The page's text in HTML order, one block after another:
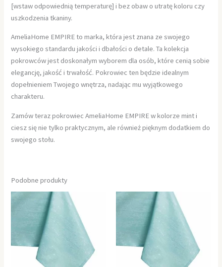
[wstaw odpowiednią temperaturę] i bez obaw o utratę koloru czy
uszkodzenia tkaniny.
AmeliaHome EMPIRE to marka, która jest znana ze swojego
wysokiego standardu jakości i dbałości o detale. Ta kolekcja
pokrowców jest doskonałym wyborem dla osób, które cenią sobie
elegancję, jakość i trwałość. Pokrowiec ten będzie idealnym
dopełnieniem Twojego wnętrza, nadając mu wyjątkowego
charakteru.
Zamów teraz pokrowiec AmeliaHome EMPIRE w kolorze mint i
ciesz się nie tylko praktycznym, ale również pięknym dodatkiem do
swojego stołu.
Podobne produkty